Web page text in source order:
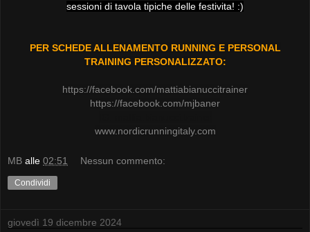
sessioni di tavola tipiche delle festivita! :)
PER SCHEDE ALLENAMENTO RUNNING E PERSONAL
TRAINING PERSONALIZZATO:
https://facebook.com/mattiabianuccitrainer
https://facebook.com/mjbaner
www.nordicrunningitaly.com
MB alle 02:51 Nessun commento:
Condividi
giovedì 19 dicembre 2024